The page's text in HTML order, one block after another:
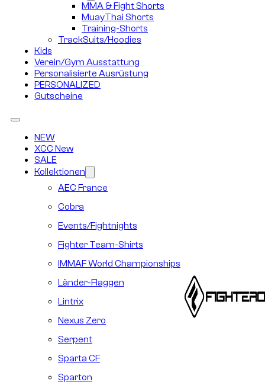
MMA & Fight Shorts
MuayThai Shorts
Training-Shorts
TrackSuits/Hoodies
Kids
Verein/Gym Ausstattung
Personalisierte Ausrüstung
PERSONALIZED
Gutscheine
NEW
XCC New
SALE
Kollektionen
AEC France
Cobra
Events/Fightnights
Fighter Team-Shirts
IMMAF World Championships
Länder-Flaggen
Lintrix
Nexus Zero
Serpent
Sparta CF
Sparton